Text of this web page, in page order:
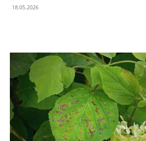
18.05.2026